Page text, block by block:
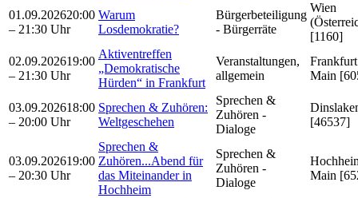
01.09.202620:00
– 21:30 Uhr
Warum
Losdemokratie?
Bürgerbeteiligung
- Bürgerräte
Wien
[1160]
02.09.202619:00
– 21:30 Uhr
Aktiventreffen
„Demokratische
Hürden“ in Frankfurt
Veranstaltungen,
allgemein
Main
03.09.202618:00
– 20:00 Uhr
Sprechen & Zuhören:
Weltgeschehen
Sprechen &
Zuhören -
Dialoge
[46537]
03.09.202619:00
– 20:30 Uhr
Sprechen &
Zuhören...Abend für
das Miteinander in
Hochheim
Sprechen &
Zuhören -
Dialoge
Main